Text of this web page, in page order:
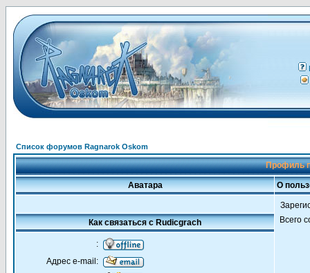
Список форумов Ragnarok Oskom
Профиль
Аватара О
Всего
Как связаться с Rudicgrach
:
Адрес e-mail: